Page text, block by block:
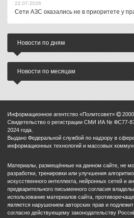
22.07.2026
Сети АЗС оказались не в приоритете у
Новости по дням
Новости по месяцам
Информационное агентство «Политсовет»
Свидетельство о регистрации СМИ ИА № ФС77-
2024 года.
Выдано Федеральной службой по надзору в сфере
информационных технологий и массовых
Материалы, размещённые на данном сайте, не
разработки, тренировки или улучшения
искусственного интеллекта, нейронных сетей и
предварительного письменного согласия
использование материалов сайта,
является нарушением авторских прав и
согласно действующему законодательству